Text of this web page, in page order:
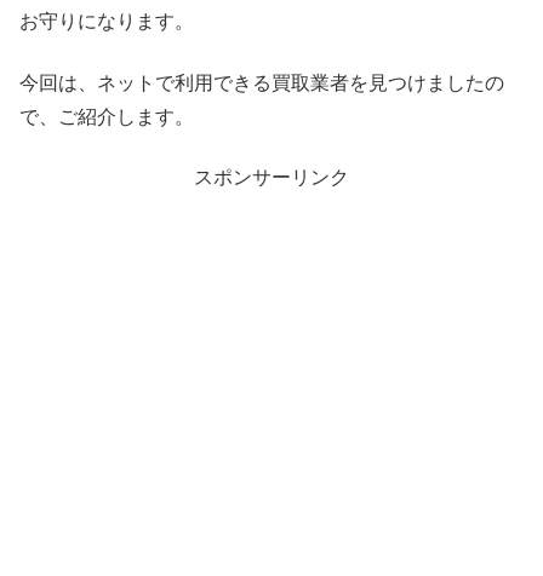
お守りになります。
今回は、ネットで利用できる買取業者を見つけましたの
で、ご紹介します。
スポンサーリンク